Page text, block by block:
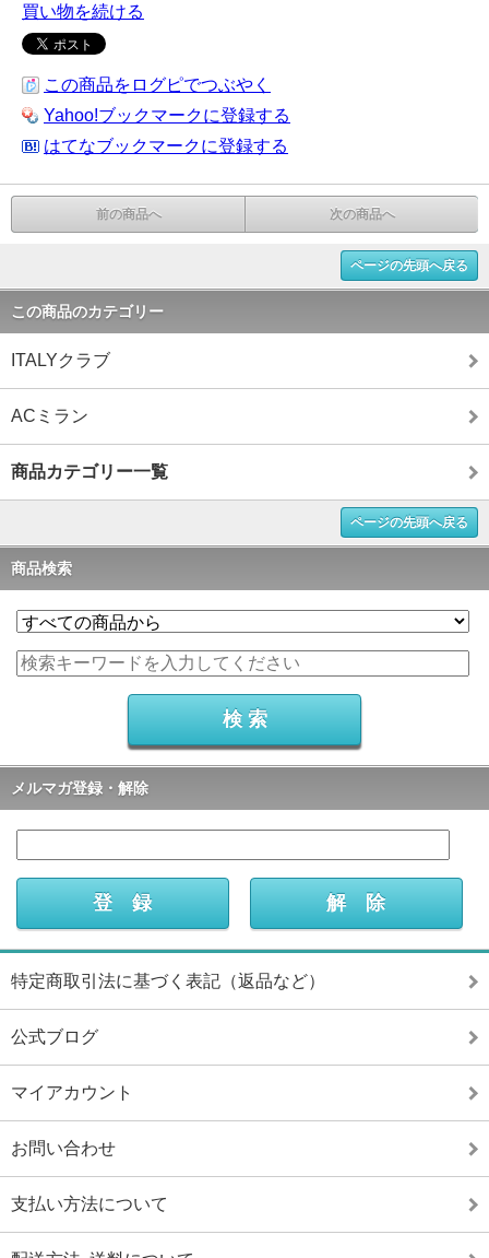
買い物を続ける
この商品をログピでつぶやく
Yahoo!ブックマークに登録する
はてなブックマークに登録する
前の商品へ 次の商品へ
ページの先頭へ戻る
この商品のカテゴリー
ITALYクラブ
ACミラン
商品カテゴリー一覧
ページの先頭へ戻る
商品検索
メルマガ登録・解除
特定商取引法に基づく表記（返品など）
公式ブログ
マイアカウント
お問い合わせ
支払い方法について